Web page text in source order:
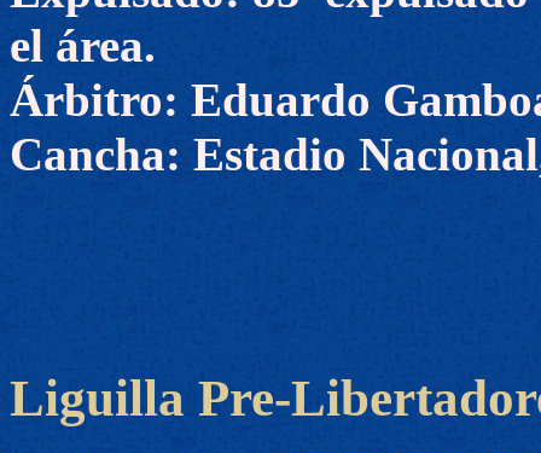
el área.
Árbitro: Eduardo
Cancha: Estadio
Liguilla Pre-